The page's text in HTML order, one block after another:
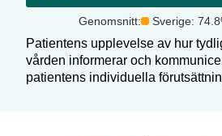
Genomsnitt: Sverige: 74.8
Patientens upplevelse av hur
vården informerar och
patientens individuella